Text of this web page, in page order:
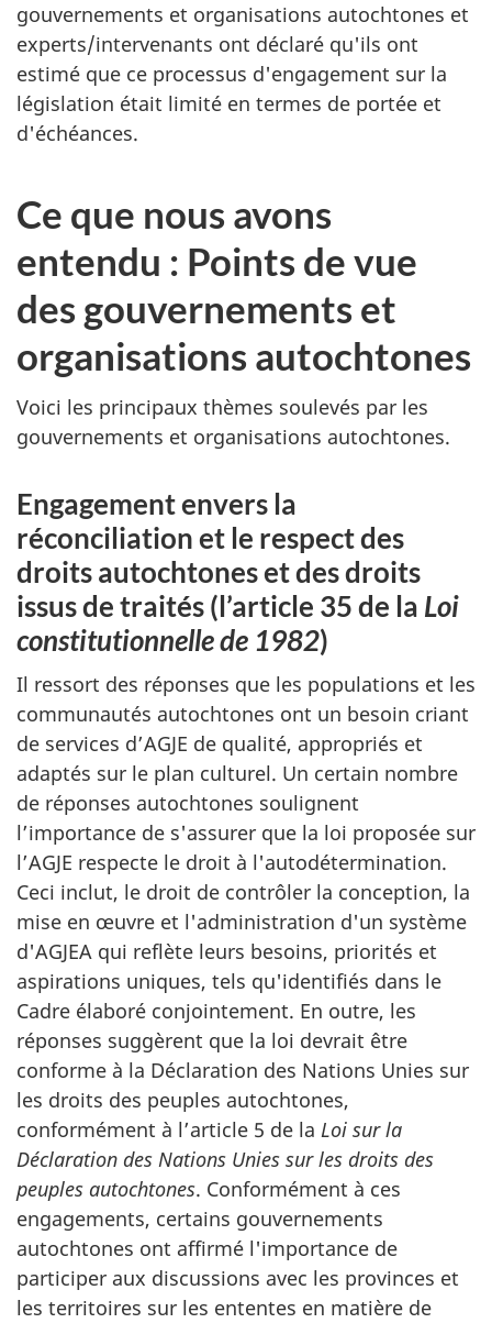
gouvernements et organisations autochtones et
experts/intervenants ont déclaré qu'ils ont
estimé que ce processus d'engagement sur la
législation était limité en termes de portée et
d'échéances.
Ce que nous avons
entendu : Points de vue
des gouvernements et
organisations autochtones
Voici les principaux thèmes soulevés par les
gouvernements et organisations autochtones.
Engagement envers la
réconciliation et le respect des
droits autochtones et des droits
issus de traités (l’article 35 de la Loi
constitutionnelle de 1982)
Il ressort des réponses que les populations et les
communautés autochtones ont un besoin criant
de services d’AGJE de qualité, appropriés et
adaptés sur le plan culturel. Un certain nombre
de réponses autochtones soulignent
l’importance de s'assurer que la loi proposée sur
l’AGJE respecte le droit à l'autodétermination.
Ceci inclut, le droit de contrôler la conception, la
mise en œuvre et l'administration d'un système
d'AGJEA qui reflète leurs besoins, priorités et
aspirations uniques, tels qu'identifiés dans le
Cadre élaboré conjointement. En outre, les
réponses suggèrent que la loi devrait être
conforme à la Déclaration des Nations Unies sur
les droits des peuples autochtones,
conformément à l’article 5 de la Loi sur la
Déclaration des Nations Unies sur les droits des
peuples autochtones. Conformément à ces
engagements, certains gouvernements
autochtones ont affirmé l'importance de
participer aux discussions avec les provinces et
les territoires sur les ententes en matière de